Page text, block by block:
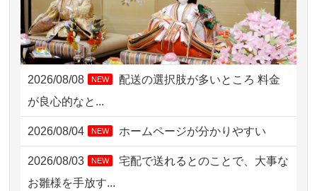
2026/08/06 10:06 茨城県の方からお申込み
2026/08/06 09:17 三重県の方からお申込み
2026/08/06 06:48 横浜市の方からお申込み
2026/08/08 NEW
配送の選択肢が多いところ 料金
が良心的なと...
2026/08/04 NEW ホームページが分かりやすい
2026/08/03 NEW
宅配で送れるとのことで、大事な
お雛様を手放す...